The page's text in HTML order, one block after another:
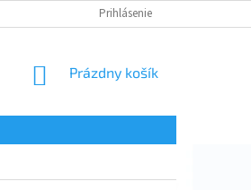
FORMULÁR NA ODSTÚPENIE OD
Prihlásenie
NÁKUPNÝ
Prázdny košík